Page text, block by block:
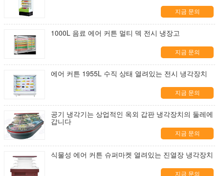
지금 문의
1000L 음료 에어 커튼 멀티 덱 전시 냉장고
지금 문의
에어 커튼 1955L 수직 상태 열려있는 전시 냉각장치
지금 문의
공기 냉각기는 상업적인 옥외 갑판 냉각장치의 둘레에
갑니다
지금 문의
식물성 에어 커튼 슈퍼마켓 열려있는 진열장 냉각장치
지금 문의